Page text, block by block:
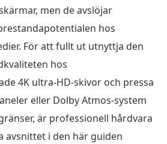
men de avslöjar
hos
För att fullt ut utnyttja den
hos
4K ultra-HD-skivor och pressa
eller Dolby Atmos-system
är professionell hårdvara
avsnittet i den här guiden